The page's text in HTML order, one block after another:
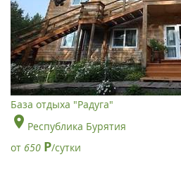
База отдыха "Радуга"
Республика Бурятия
от 650 Р/сутки